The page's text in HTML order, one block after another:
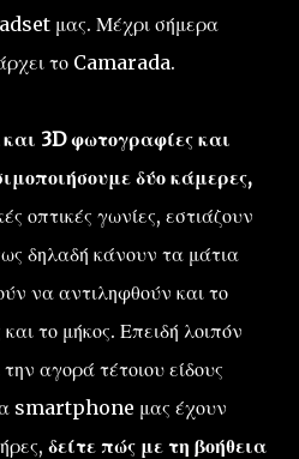
μας. Μέχρι σήμερα
το Camarada.
3D φωτογραφίες και
δύο κάμερες,
οπτικές γωνίες, εστιάζουν
δηλαδή κάνουν τα μάτια
να αντιληφθούν και το
το μήκος. Επειδή λοιπόν
αγορά τέτοιου είδους
smartphone μας έχουν
δείτε πώς με τη βοήθεια